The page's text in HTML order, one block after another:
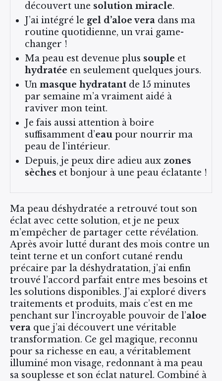
découvert une solution miracle.
J’ai intégré le gel d’aloe veradans ma
routine quotidienne, un vrai game-
changer !
Ma peau est devenue plus souple et
hydratée en seulement quelques jours.
Un masque hydratantde 15 minutes
par semaine m’a vraiment aidé à
raviver mon teint.
Je fais aussi attention à boire
suffisamment d’eaupour nourrir ma
peau de l’intérieur.
Depuis, je peux dire adieu aux zones
sèches et bonjour à une peau éclatante !
Ma peau déshydratée a retrouvé tout son
éclat avec cette solution, et je ne peux
m’empêcher de partager cette révélation.
Après avoir lutté durant des mois contre un
teint terne et un confort cutané rendu
précaire par la déshydratation, j’ai enfin
trouvé l’accord parfait entre mes besoins et
les solutions disponibles. J’ai exploré divers
traitements et produits, mais c’est en me
penchant sur l’incroyable pouvoir de l’aloe
vera que j’ai découvert une véritable
transformation. Ce gel magique, reconnu
pour sa richesse en eau, a véritablement
illuminé mon visage, redonnant à ma peau
sa souplesse et son éclat naturel. Combiné à